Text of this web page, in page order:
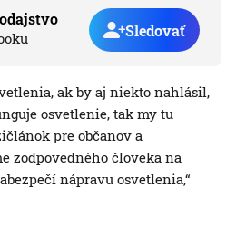
Sledovať
ak by aj niekto nahlásil,
osvetlenie, tak my tu
pre občanov a
zodpovedného človeka na
nápravu osvetlenia,“